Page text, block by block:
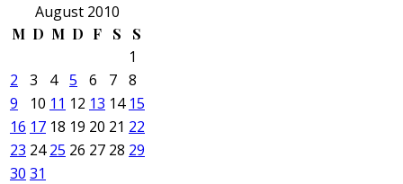
August 2010
M D M D F S S
1
2
3 4 5 6 7 8
9
10 11 12 13 14 15
16 17 18 19 20 21 22
23 24 25 26 27 28 29
30 31